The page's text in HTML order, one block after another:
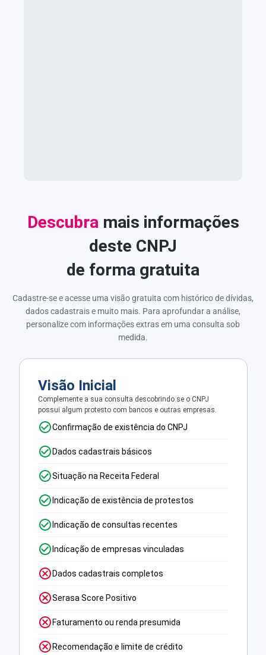
Descubra mais informações
deste CNPJ
de forma gratuita
Cadastre-se e acesse uma visão gratuita com histórico de dívidas,
dados cadastrais e muito mais. Para aprofundar a análise,
personalize com informações extras em uma consulta sob
medida.
Visão Inicial
Complemente a sua consulta descobrindo se o CNPJ
possui algum protesto com bancos e outras empresas.
Confirmação de existência do CNPJ
Dados cadastrais básicos
Situação na Receita Federal
Indicação de existência de protestos
Indicação de consultas recentes
Indicação de empresas vinculadas
Dados cadastrais completos
Serasa Score Positivo
Faturamento ou renda presumida
Recomendação e limite de crédito